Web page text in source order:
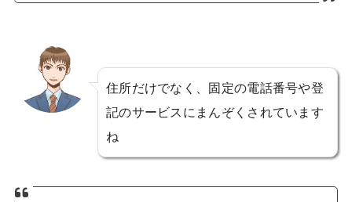
住所だけでなく、固定の電話番号や登
記のサービスにまんぞくされています
ね